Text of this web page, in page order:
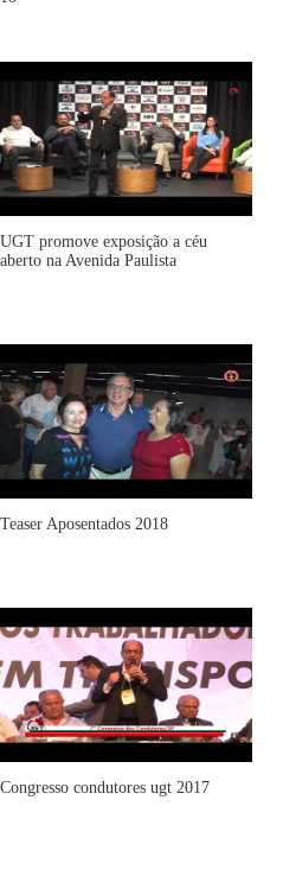
UGT promove exposição a céu
aberto na Avenida Paulista
Teaser Aposentados 2018
Congresso condutores ugt 2017